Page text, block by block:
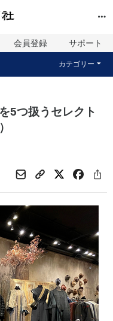
会員登録 サポート
カテゴリー
5つ扱うセレクト